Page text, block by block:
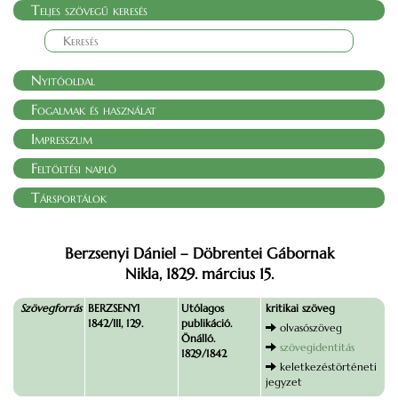
Teljes szövegű keresés
Nyitóoldal
Fogalmak és használat
Impresszum
Feltöltési napló
Társportálok
Berzsenyi Dániel – Döbrentei Gábornak
Nikla, 1829. március 15.
Szövegforrás BERZSENYI
1842/III, 129.
Utólagos
publikáció.
Önálló.
1829/1842
kritikai szöveg
olvasószöveg
szövegidentitás
keletkezéstörténeti
jegyzet